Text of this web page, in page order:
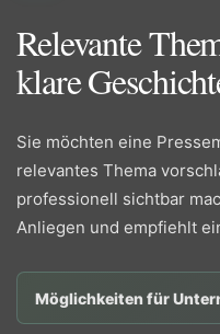
Relevante
klare
Sie möchten eine
relevantes Thema
professionell sichtbar
Anliegen und empfiehlt
Möglichkeiten für